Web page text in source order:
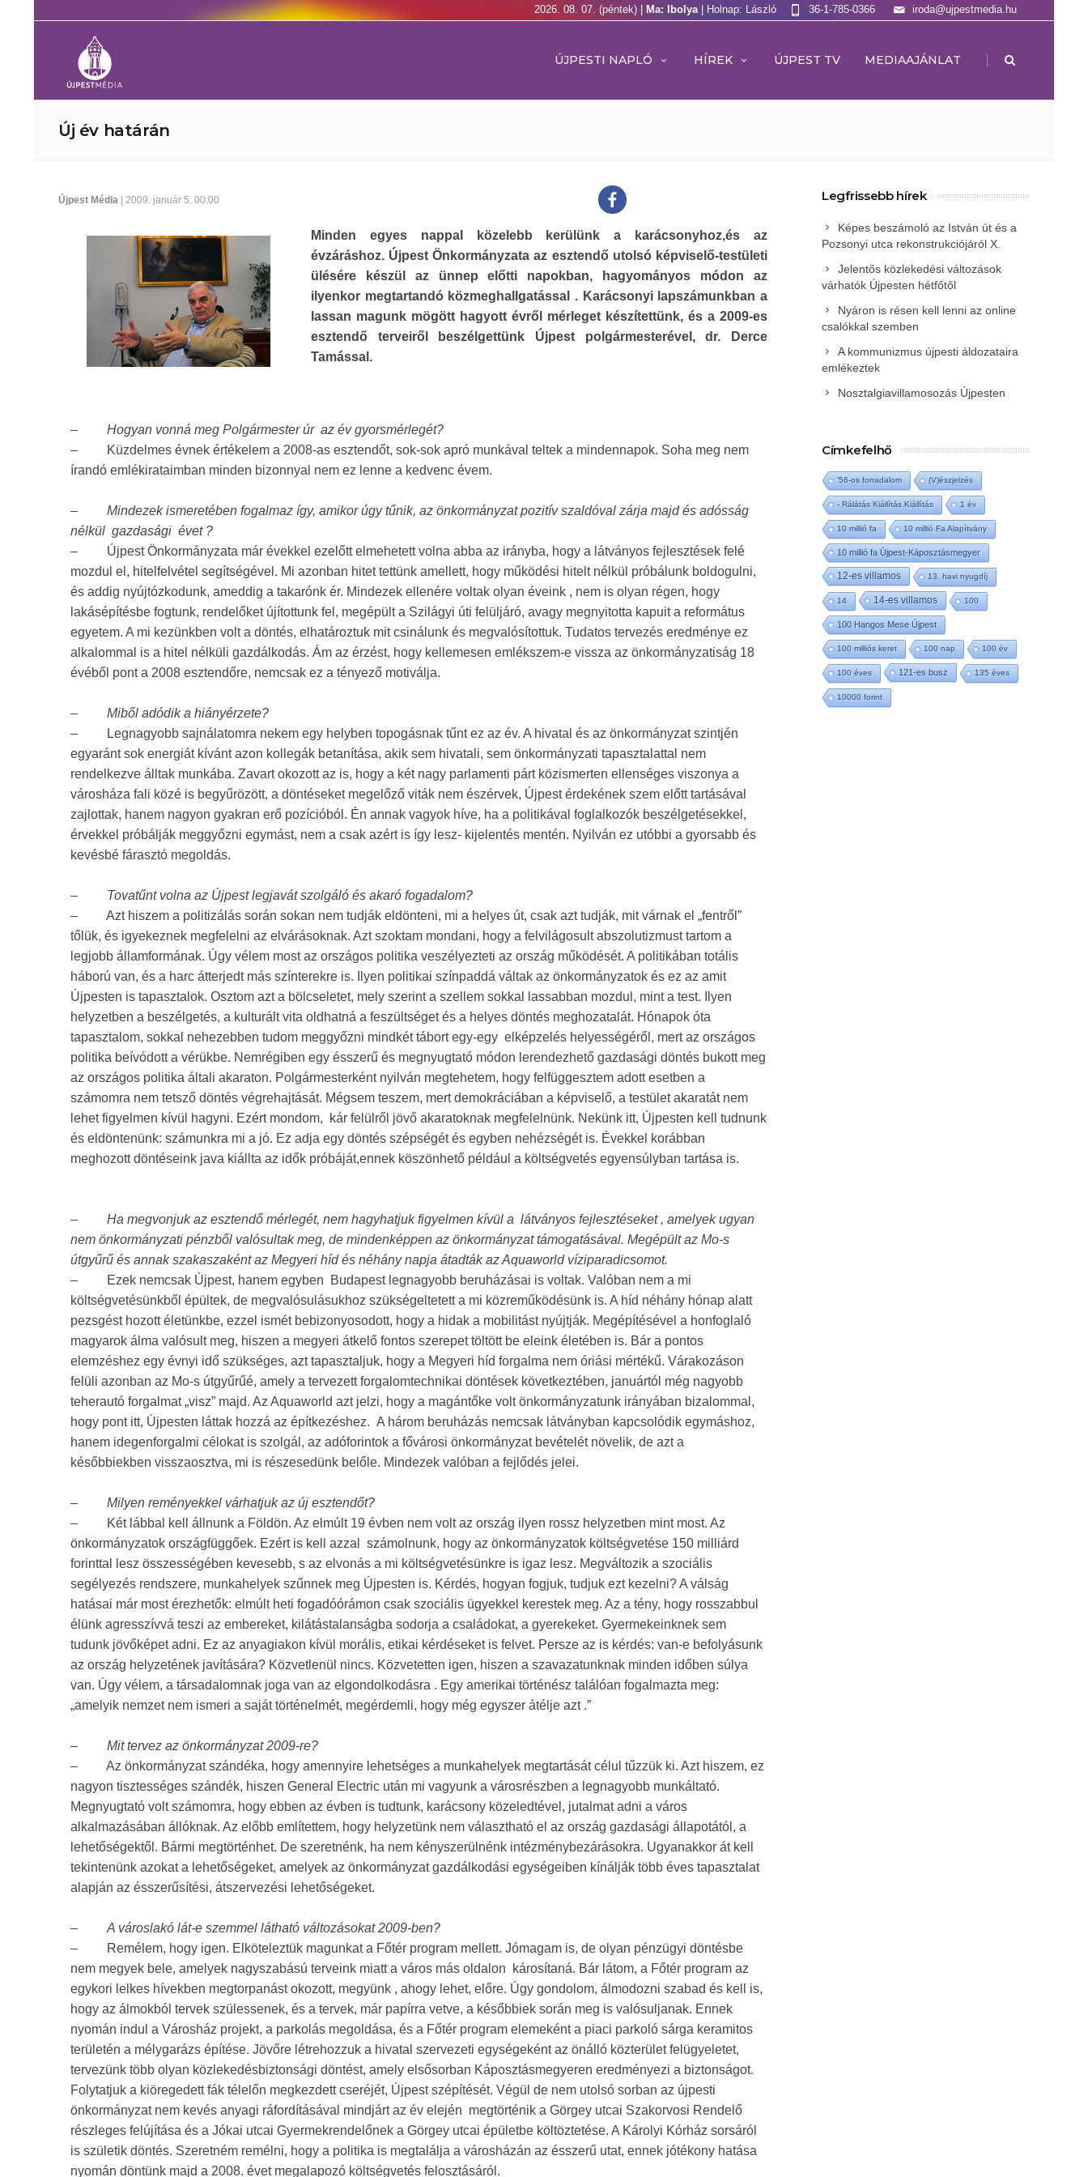
2026. 08. 07. (péntek) | Ma: Ibolya | Holnap: László iroda@ujpestmedia.hu
36-1-785-0366
ÚJPESTI NAPLÓ HÍREK ÚJPEST TV MEDIAAJÁNLAT |
Új év határán
Újpest Média | 2009. január 5. 00:00
Minden egyes nappal közelebb kerülünk a karácsonyhoz,és az
évzáráshoz. Újpest Önkormányzata az esztendő utolsó képviselő-testületi
ülésére készül az ünnep előtti napokban, hagyományos módon az
ilyenkor megtartandó közmeghallgatással . Karácsonyi lapszámunkban a
lassan magunk mögött hagyott évről mérleget készítettünk, és a 2009-es
esztendő terveiről beszélgettünk Újpest polgármesterével, dr. Derce
Tamással.
–
Hogyan vonná meg Polgármester úr az év gyorsmérlegét?
–
Küzdelmes évnek értékelem a 2008-as esztendőt, sok-sok apró munkával teltek a mindennapok. Soha meg nem
írandó emlékirataimban minden bizonnyal nem ez lenne a kedvenc évem.
–
Mindezek ismeretében fogalmaz így, amikor úgy tűnik, az önkormányzat pozitív szaldóval zárja majd és adósság
nélkül gazdasági évet ?
–
Újpest Önkormányzata már évekkel ezelőtt elmehetett volna abba az irányba, hogy a látványos fejlesztések felé
mozdul el, hitelfelvétel segítségével. Mi azonban hitet tettünk amellett, hogy működési hitelt nélkül próbálunk boldogulni,
és addig nyújtózkodunk, ameddig a takarónk ér. Mindezek ellenére voltak olyan éveink , nem is olyan régen, hogy
lakásépítésbe fogtunk, rendelőket újítottunk fel, megépült a Szilágyi úti felüljáró, avagy megnyitotta kapuit a református
egyetem. A mi kezünkben volt a döntés, elhatároztuk mit csinálunk és megvalósítottuk. Tudatos tervezés eredménye ez
alkalommal is a hitel nélküli gazdálkodás. Ám az érzést, hogy kellemesen emlékszem-e vissza az önkormányzatiság 18
évéből pont a 2008 esztendőre, nemcsak ez a tényező motiválja.
–
Miből adódik a hiányérzete?
–
Legnagyobb sajnálatomra nekem egy helyben topogásnak tűnt ez az év. A hivatal és az önkormányzat szintjén
egyaránt sok energiát kívánt azon kollegák betanítása, akik sem hivatali, sem önkormányzati tapasztalattal nem
rendelkezve álltak munkába. Zavart okozott az is, hogy a két nagy parlamenti párt közismerten ellenséges viszonya a
városháza fali közé is begyűrözött, a döntéseket megelőző viták nem észérvek, Újpest érdekének szem előtt tartásával
zajlottak, hanem nagyon gyakran erő pozícióból. Én annak vagyok híve, ha a politikával foglalkozók beszélgetésekkel,
érvekkel próbálják meggyőzni egymást, nem a csak azért is így lesz- kijelentés mentén. Nyilván ez utóbbi a gyorsabb és
kevésbé fárasztó megoldás.
–
Tovatűnt volna az Újpest legjavát szolgáló és akaró fogadalom?
–
Azt hiszem a politizálás során sokan nem tudják eldönteni, mi a helyes út, csak azt tudják, mit várnak el „fentről”
tőlük, és igyekeznek megfelelni az elvárásoknak. Azt szoktam mondani, hogy a felvilágosult abszolutizmust tartom a
legjobb államformának. Úgy vélem most az országos politika veszélyezteti az ország működését. A politikában totális
háború van, és a harc átterjedt más színterekre is. Ilyen politikai színpaddá váltak az önkormányzatok és ez az amit
Újpesten is tapasztalok. Osztom azt a bölcseletet, mely szerint a szellem sokkal lassabban mozdul, mint a test. Ilyen
helyzetben a beszélgetés, a kulturált vita oldhatná a feszültséget és a helyes döntés meghozatalát. Hónapok óta
tapasztalom, sokkal nehezebben tudom meggyőzni mindkét tábort egy-egy elképzelés helyességéről, mert az országos
politika beívódott a vérükbe. Nemrégiben egy ésszerű és megnyugtató módon lerendezhető gazdasági döntés bukott meg
az országos politika általi akaraton. Polgármesterként nyilván megtehetem, hogy felfüggesztem adott esetben a
számomra nem tetsző döntés végrehajtását. Mégsem teszem, mert demokráciában a képviselő, a testület akaratát nem
lehet figyelmen kívül hagyni. Ezért mondom, kár felülről jövő akaratoknak megfelelnünk. Nekünk itt, Újpesten kell tudnunk
és eldöntenünk: számunkra mi a jó. Ez adja egy döntés szépségét és egyben nehézségét is. Évekkel korábban
meghozott döntéseink java kiállta az idők próbáját,ennek köszönhető például a költségvetés egyensúlyban tartása is.
–
Ha megvonjuk az esztendő mérlegét, nem hagyhatjuk figyelmen kívül a látványos fejlesztéseket , amelyek ugyan
nem önkormányzati pénzből valósultak meg, de mindenképpen az önkormányzat támogatásával. Megépült az Mo-s
útgyűrű és annak szakaszaként az Megyeri híd és néhány napja átadták az Aquaworld víziparadicsomot.
–
Ezek nemcsak Újpest, hanem egyben Budapest legnagyobb beruházásai is voltak. Valóban nem a mi
költségvetésünkből épültek, de megvalósulásukhoz szükségeltetett a mi közreműködésünk is. A híd néhány hónap alatt
pezsgést hozott életünkbe, ezzel ismét bebizonyosodott, hogy a hidak a mobilitást nyújtják. Megépítésével a honfoglaló
magyarok álma valósult meg, hiszen a megyeri átkelő fontos szerepet töltött be eleink életében is. Bár a pontos
elemzéshez egy évnyi idő szükséges, azt tapasztaljuk, hogy a Megyeri híd forgalma nem óriási mértékű. Várakozáson
felüli azonban az Mo-s útgyűrűé, amely a tervezett forgalomtechnikai döntések következtében, januártól még nagyobb
teherautó forgalmat „visz” majd. Az Aquaworld azt jelzi, hogy a magántőke volt önkormányzatunk irányában bizalommal,
hogy pont itt, Újpesten láttak hozzá az építkezéshez. A három beruházás nemcsak látványban kapcsolódik egymáshoz,
hanem idegenforgalmi célokat is szolgál, az adóforintok a fővárosi önkormányzat bevételét növelik, de azt a
későbbiekben visszaosztva, mi is részesedünk belőle. Mindezek valóban a fejlődés jelei.
–
Milyen reményekkel várhatjuk az új esztendőt?
–
Két lábbal kell állnunk a Földön. Az elmúlt 19 évben nem volt az ország ilyen rossz helyzetben mint most. Az
önkormányzatok országfüggőek. Ezért is kell azzal számolnunk, hogy az önkormányzatok költségvetése 150 milliárd
forinttal lesz összességében kevesebb, s az elvonás a mi költségvetésünkre is igaz lesz. Megváltozik a szociális
segélyezés rendszere, munkahelyek szűnnek meg Újpesten is. Kérdés, hogyan fogjuk, tudjuk ezt kezelni? A válság
hatásai már most érezhetők: elmúlt heti fogadóórámon csak szociális ügyekkel kerestek meg. Az a tény, hogy rosszabbul
élünk agresszívvá teszi az embereket, kilátástalanságba sodorja a családokat, a gyerekeket. Gyermekeinknek sem
tudunk jövőképet adni. Ez az anyagiakon kívül morális, etikai kérdéseket is felvet. Persze az is kérdés: van-e befolyásunk
az ország helyzetének javítására? Közvetlenül nincs. Közvetetten igen, hiszen a szavazatunknak minden időben súlya
van. Úgy vélem, a társadalomnak joga van az elgondolkodásra . Egy amerikai történész találóan fogalmazta meg:
„amelyik nemzet nem ismeri a saját történelmét, megérdemli, hogy még egyszer átélje azt .”
–
Mit tervez az önkormányzat 2009-re?
–
Az önkormányzat szándéka, hogy amennyire lehetséges a munkahelyek megtartását célul tűzzük ki. Azt hiszem, ez
nagyon tisztességes szándék, hiszen General Electric után mi vagyunk a városrészben a legnagyobb munkáltató.
Megnyugtató volt számomra, hogy ebben az évben is tudtunk, karácsony közeledtével, jutalmat adni a város
alkalmazásában állóknak. Az előbb említettem, hogy helyzetünk nem választható el az ország gazdasági állapotától, a
lehetőségektől. Bármi megtörténhet. De szeretnénk, ha nem kényszerülnénk intézménybezárásokra. Ugyanakkor át kell
tekintenünk azokat a lehetőségeket, amelyek az önkormányzat gazdálkodási egységeiben kínálják több éves tapasztalat
alapján az ésszerűsítési, átszervezési lehetőségeket.
–
A városlakó lát-e szemmel látható változásokat 2009-ben?
–
Remélem, hogy igen. Elköteleztük magunkat a Főtér program mellett. Jómagam is, de olyan pénzügyi döntésbe
nem megyek bele, amelyek nagyszabású terveink miatt a város más oldalon károsítaná. Bár látom, a Főtér program az
egykori lelkes hívekben megtorpanást okozott, megyünk , ahogy lehet, előre. Úgy gondolom, álmodozni szabad és kell is,
hogy az álmokból tervek szülessenek, és a tervek, már papírra vetve, a későbbiek során meg is valósuljanak. Ennek
nyomán indul a Városház projekt, a parkolás megoldása, és a Főtér program elemeként a piaci parkoló sárga keramitos
területén a mélygarázs építése. Jövőre létrehozzuk a hivatal szervezeti egységeként az önálló közterület felügyeletet,
tervezünk több olyan közlekedésbiztonsági döntést, amely elsősorban Káposztásmegyeren eredményezi a biztonságot.
Folytatjuk a kiöregedett fák télelőn megkezdett cseréjét, Újpest szépítését. Végül de nem utolsó sorban az újpesti
önkormányzat nem kevés anyagi ráfordításával mindjárt az év elején megtörténik a Görgey utcai Szakorvosi Rendelő
részleges felújítása és a Jókai utcai Gyermekrendelőnek a Görgey utcai épületbe költöztetése. A Károlyi Kórház sorsáról
is születik döntés. Szeretném remélni, hogy a politika is megtalálja a városházán az ésszerű utat, ennek jótékony hatása
nyomán döntünk majd a 2008. évet megalapozó költségvetés felosztásáról.
Legfrissebb hírek
Képes beszámoló az István út és a
Pozsonyi utca rekonstrukciójáról X.
Jelentős közlekedési változások
várhatók Újpesten hétfőtől
Nyáron is résen kell lenni az online
csalókkal szemben
A kommunizmus újpesti áldozataira
emlékeztek
Nosztalgiavillamosozás Újpesten
Címkefelhő
'56-os forradalom (V)észjelzés
- Rálátás Kiállítás Kiállítás 1 év
10 millió fa 10 millió Fa Alapítvány
10 millió fa Újpest-Káposztásmegyer
12-es villamos 13. havi nyugdíj
14 14-es villamos 100
100 Hangos Mese Újpest
100 milliós keret 100 nap 100 év
100 éves 121-es busz 135 éves
10000 forint